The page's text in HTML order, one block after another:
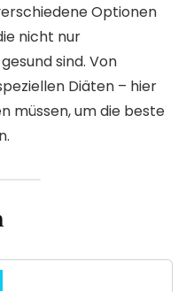
Optionen
nicht nur
sind. Von
Diäten – hier
müssen, um die beste